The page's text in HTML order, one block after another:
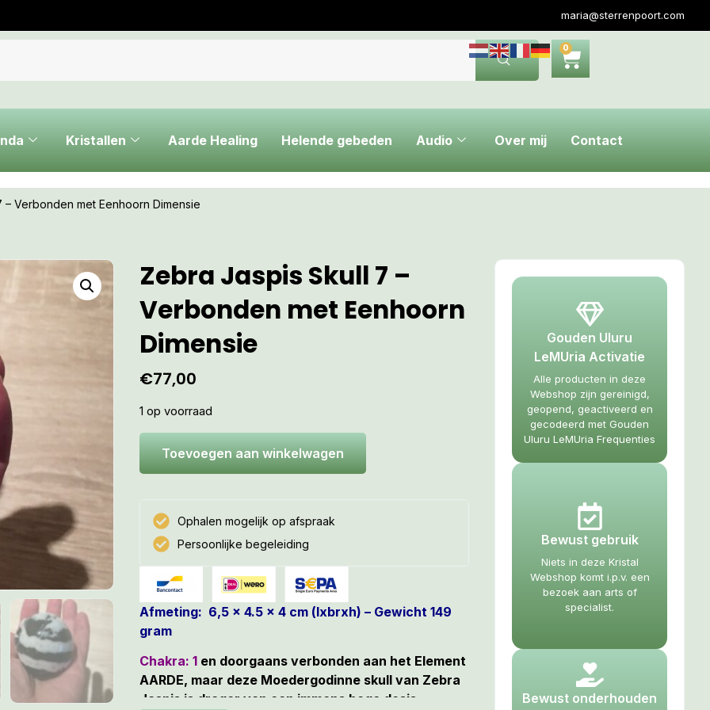
maria@sterrenpoort.com
0
Kristallen Aarde Healing Helende gebeden Audio Over mij Contact
– Verbonden met Eenhoorn Dimensie
Zebra Jaspis Skull 7 –
Verbonden met Eenhoorn
Dimensie
€77,00
1 op voorraad
Toevoegen aan winkelwagen
Ophalen mogelijk op afspraak
Persoonlijke begeleiding
Afmeting: 6,5 x 4.5 x 4 cm (lxbrxh) – Gewicht 149
gram
Chakra: 1 en doorgaans verbonden aan het Element
AARDE, maar deze Moedergodinne skull van Zebra
Jaspis is drager van een immens hoge dosis
Gouden Uluru
LeMUria Activatie
Alle producten in deze
Webshop zijn gereinigd,
geopend, geactiveerd en
gecodeerd met Gouden
Uluru LeMUria Frequenties
Bewust gebruik
Niets in deze Kristal
Webshop komt i.p.v. een
bezoek aan arts of
specialist.
Bewust onderhouden